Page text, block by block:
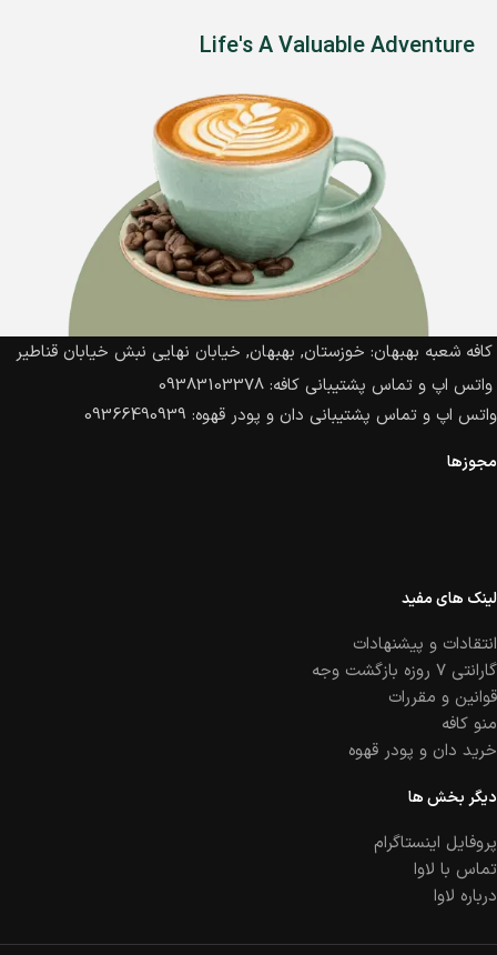
Life's A Valuable Adventure
کافه شعبه بهبهان: خوزستان, بهبهان, خیابان نهایی نبش خیابان قناطیر
واتس اپ و تماس پشتیبانی کافه: 09383103378
واتس اپ و تماس پشتیبانی دان و پودر قهوه: 09366490939
مجوزها
لینک های مفید
انتقادات و پیشنهادات
گارانتی ۷ روزه بازگشت وجه
قوانین و مقررات
منو کافه
خرید دان و پودر قهوه
دیگر بخش ها
پروفایل اینستاگرام
تماس با لاوا
درباره لاوا